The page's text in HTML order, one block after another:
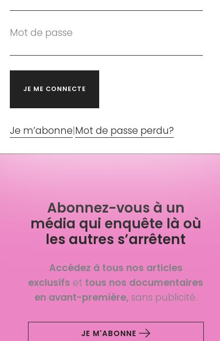
Mot de passe
Je m’abonne|Mot de passe perdu?
Abonnez-vous à un
média qui enquête là où
les autres s’arrêtent
Accédez à tous nos articles
exclusifs et tous nos documentaires
en avant-première,sans publicité.
JE M'ABONNE